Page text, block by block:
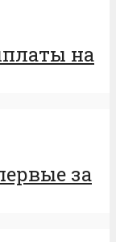
на
за